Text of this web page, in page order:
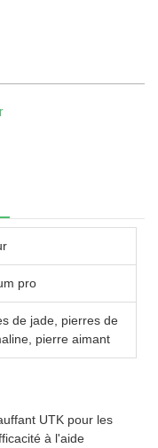
pro
de jade, pierres de
pierre aimant
UTK pour les
à l'aide